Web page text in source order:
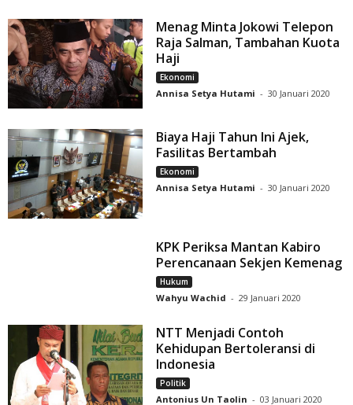
Menag Minta Jokowi Telepon
Raja Salman, Tambahan Kuota
Haji
Ekonomi
Annisa Setya Hutami - 30 Januari 2020
Biaya Haji Tahun Ini Ajek,
Fasilitas Bertambah
Ekonomi
Annisa Setya Hutami - 30 Januari 2020
KPK Periksa Mantan Kabiro
Perencanaan Sekjen Kemenag
Hukum
Wahyu Wachid - 29 Januari 2020
NTT Menjadi Contoh
Kehidupan Bertoleransi di
Indonesia
Politik
Antonius Un Taolin - 03 Januari 2020